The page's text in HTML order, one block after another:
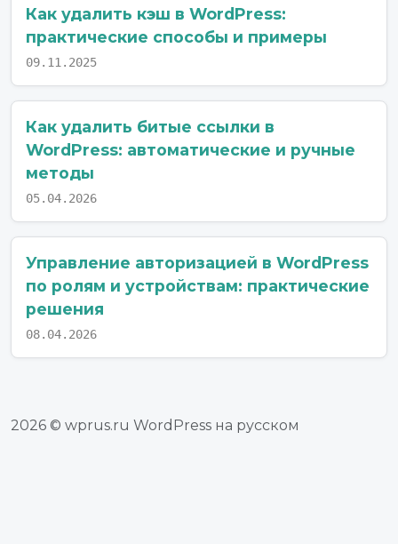
Как удалить кэш в WordPress:
практические способы и примеры
09.11.2025
Как удалить битые ссылки в
WordPress: автоматические и ручные
методы
05.04.2026
Управление авторизацией в WordPress
по ролям и устройствам: практические
решения
08.04.2026
2026 © wprus.ru WordPress на русском